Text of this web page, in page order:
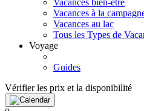
Vacances bien-être
Vacances à la
Vacances au lac
Tous les Types de
Voyage
Guides
Vérifier les prix et la disponibilité